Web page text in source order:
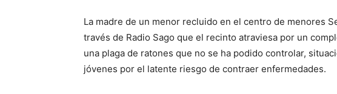
La madre de un menor recluido en el centro de menores
través de Radio Sago que el recinto atraviesa por un
una plaga de ratones que no se ha podido controlar,
jóvenes por el latente riesgo de contraer enfermedades.